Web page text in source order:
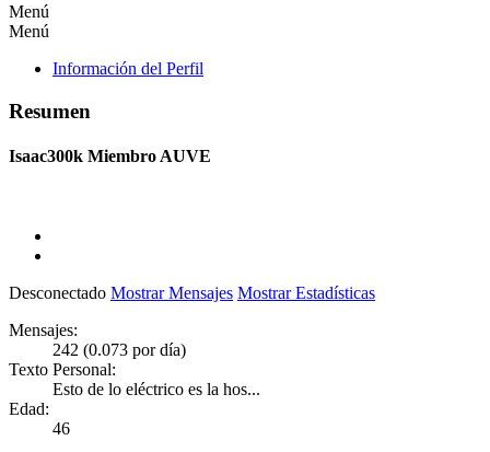
Menú
Menú
Información del Perfil
Resumen
Isaac300k Miembro AUVE
Desconectado Mostrar Mensajes Mostrar Estadísticas
Mensajes:
242 (0.073 por día)
Texto Personal:
Esto de lo eléctrico es la hos...
Edad:
46